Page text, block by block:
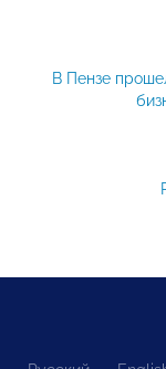
В Пензе